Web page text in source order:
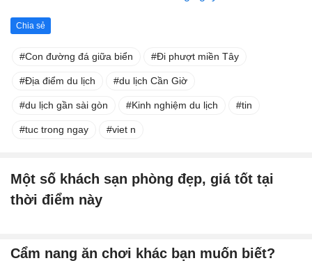
Chia sẻ
Con đường đá giữa biển Đi phượt miền Tây
Địa điểm du lịch du lịch Cần Giờ
du lịch gần sài gòn Kinh nghiệm du lịch tin
tuc trong ngay viet n
Một số khách sạn phòng đẹp, giá tốt tại
thời điểm này
Cẩm nang ăn chơi khác bạn muốn biết?